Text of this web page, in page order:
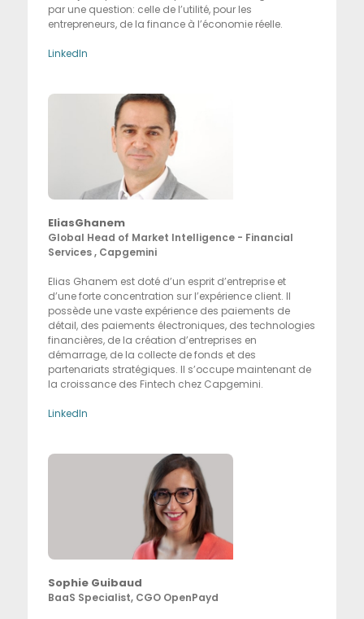
par une question: celle de l’utilité, pour les
entrepreneurs, de la finance à l’économie réelle.
LinkedIn
EliasGhanem
Global Head of Market Intelligence - Financial
Services , Capgemini
Elias Ghanem est doté d’un esprit d’entreprise et
d’une forte concentration sur l’expérience client. Il
possède une vaste expérience des paiements de
détail, des paiements électroniques, des technologies
financières, de la création d’entreprises en
démarrage, de la collecte de fonds et des
partenariats stratégiques. Il s’occupe maintenant de
la croissance des Fintech chez Capgemini.
LinkedIn
Sophie Guibaud
BaaS Specialist, CGO OpenPayd